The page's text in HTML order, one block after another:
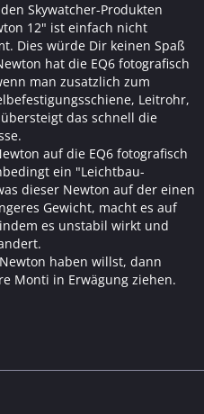
Skywatcher-Produkten
12" ist einfach nicht
Dies würde Dir keinen Spaß
hat die EQ6 fotografisch
man zusatzlich zum
Leitrohr,
das schnell die
auf die EQ6 fotografisch
ein "Leichtbau-
dieser Newton auf der einen
Gewicht, macht es auf
es unstabil wirkt und
haben willst, dann
Monti in Erwägung ziehen.